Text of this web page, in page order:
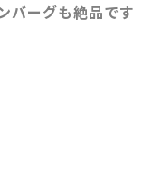
バーグも絶品です